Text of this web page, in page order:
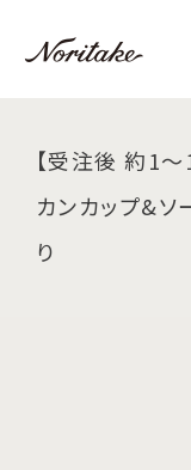
【受注後 約1
カンカップ&ソ
り